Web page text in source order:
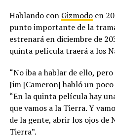
Hablando con Gizmodoen
punto importante de la
estrenará en diciembre de
quinta película traerá a los
“No iba a hablar de ello,
Jim [Cameron] habló un
“En la quinta película hay
que vamos a la Tierra. Y
de la gente, abrir los ojos de
Tierra”.